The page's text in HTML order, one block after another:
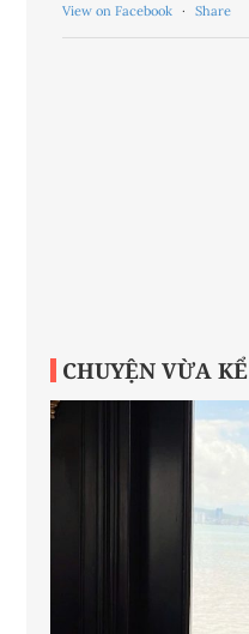
View on Facebook · Share
CHUYỆN VỪA KỂ